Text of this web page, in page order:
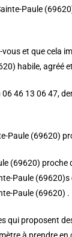
Paule
et que cela
habile, agréé
46 13 06 47,
Paule (69620)
(69620) proche
Paule
Paule (69620) .
qui proposent